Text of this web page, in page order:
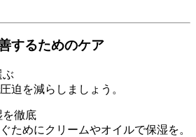
するためのケア
ぶ
迫を減らしましょう。
を徹底
ためにクリームやオイルで保湿を。